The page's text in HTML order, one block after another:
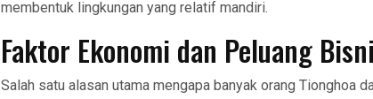
membentuk lingkungan yang relatif mandiri.
Faktor Ekonomi dan Peluang
Salah satu alasan utama mengapa banyak orang Tionghoa